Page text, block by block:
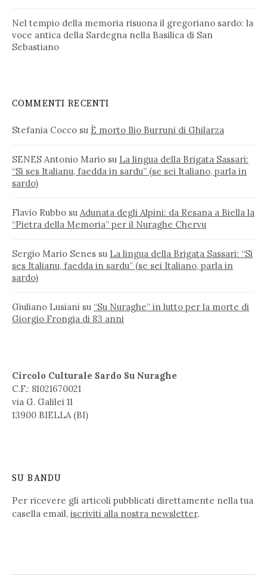
Nel tempio della memoria risuona il gregoriano sardo: la
voce antica della Sardegna nella Basilica di San
Sebastiano
COMMENTI RECENTI
Stefania Cocco su È morto Ilio Burruni di Ghilarza
SENES Antonio Mario su La lingua della Brigata Sassari:
“Si ses Italianu, faedda in sardu” (se sei Italiano, parla in
sardo)
Flavio Rubbo su Adunata degli Alpini: da Resana a Biella la
“Pietra della Memoria” per il Nuraghe Chervu
Sergio Mario Senes su La lingua della Brigata Sassari: “Si
ses Italianu, faedda in sardu” (se sei Italiano, parla in
sardo)
Giuliano Lusiani su “Su Nuraghe” in lutto per la morte di
Giorgio Frongia di 83 anni
Circolo Culturale Sardo Su Nuraghe
C.F.: 81021670021
via G. Galilei 11
13900 BIELLA (BI)
SU BANDU
Per ricevere gli articoli pubblicati direttamente nella tua
casella email, iscriviti alla nostra newsletter.